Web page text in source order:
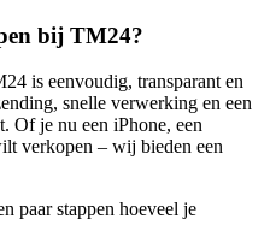
bij TM24?
is eenvoudig, transparant en
snelle verwerking en een
Of je nu een iPhone, een
verkopen – wij bieden een
paar stappen hoeveel je